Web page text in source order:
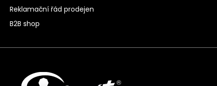
Reklamační řád prodejen
B2B shop